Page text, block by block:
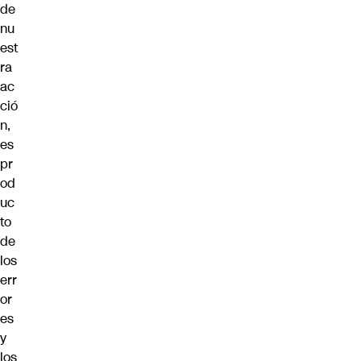
de
nu
est
ra
ac
ció
n,
es
pr
od
uc
to
de
los
err
or
es
y
los